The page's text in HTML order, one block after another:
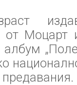
от Моцарт